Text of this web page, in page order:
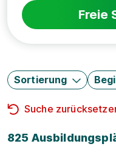
Freie
Sortierung
Suche
825